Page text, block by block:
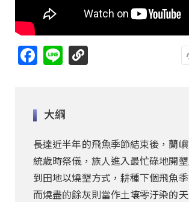
Facebook
Line
大綱
長達近半年的飛魚季節結束後，蘭
統歲時祭儀，族人進入最忙碌地開墾
到田地以燒墾方式，耕種下個飛魚季
而燒盡的餘灰則當作土壤零汙染的